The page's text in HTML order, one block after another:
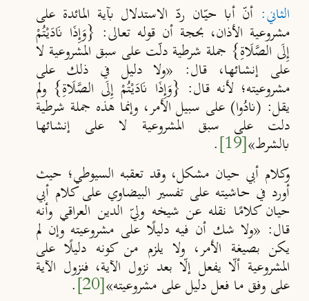
الثاني: أنّ أبا حيّان ردّ الاستدلال بآية المائدة على
مشروعية الأذان، بحجة أن قوله تعالى: {وَإِذَا نَادَيْتُمْ
إِلَى الصَّلَاةِ} جملة شرطية دلّت على سبق المشروعية لا
على إنشائها، قال: «ولا دليل في ذلك على
مشروعيته؛ لأنه قال: {وَإِذَا نَادَيْتُمْ إِلَى الصَّلَاةِ} ولم
يقل: (نادُوا) على سبيل الأمر، وإنما هذه جملة شرطية
دلت على سبق المشروعية لا على إنشائها
بالشرط»[19]
.
وكلام أبي حيان مشكل، وقد تعقبه السيوطي؛ حيث
أورد في حاشيته على تفسير البيضاوي على كلام أبي
حيان كلامًا نقله عن شيخه وليّ الدين العراقي وأنه
قال: «ولا شك أن فيه دليلًا على مشروعيته وإن لم
يكن بصيغة الأمر، ولا يلزم من كونه دليلًا على
المشروعية ألّا يفعل إلّا بعد نزول الآية، فنزول الآية
على وفق ما فعل دليل على مشروعيته»[20]
.